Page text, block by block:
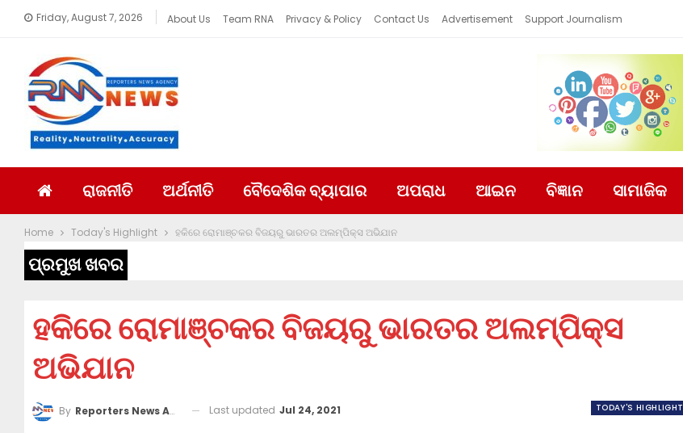
Friday, August 7, 2026 About Us Team RNA Privacy & Policy Contact Us Advertisement Support Journalism
ରାଜନୀତି ଅର୍ଥନୀତି ବୈଦେଶିକ ବ୍ୟାପାର ଅପରାଧ ଆଇନ ବିଜ୍ଞାନ ସାମାଜିକ
Home Today's Highlight ହକିରେ ରୋମାଞ୍ଚକର ବିଜୟରୁ ଭାରତର ଅଲମ୍ପିକ୍ସ ଅଭିଯାନ
ପ୍ରମୁଖ ଖବର
ହକିରେ ରୋମାଞ୍ଚକର ବିଜୟରୁ ଭାରତର ଅଲମ୍ପିକ୍ସ
ଅଭିଯାନ
TODAY'S HIGHLIGHT
By Reporters News Agency Last updated Jul 24, 2021